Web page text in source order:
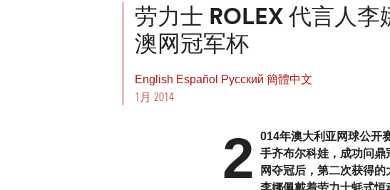
劳力士 ROLEX 代言人李
澳网冠军杯
English Español Pусский 簡體中文
1月 2014
2
014年澳大利亚网球公开
手齐布尔科娃，成功问
网夺冠后，第二次获得